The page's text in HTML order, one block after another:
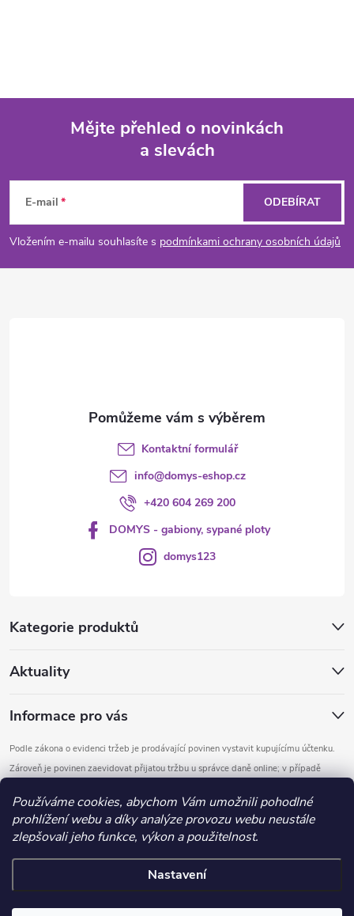
Používáme cookies, abychom Vám umožnili pohodlné
prohlížení webu a díky analýze provozu webu neustále
zlepšovali jeho funkce, výkon a použitelnost.
Nastavení
p
a
Mějte přehled o novinkách
a slevách
E-mail
Vložením e-mailu souhlasíte s podmínkami ochrany osobních údajů
ODEBÍRAT
Kategorie produktů
Aktuality
Informace pro vás
Podle zákona o evidenci tržeb je prodávající povinen vystavit kupujícímu účtenku.
Zároveň je povinen zaevidovat přijatou tržbu u správce daně online; v případě
Kontaktní formulář
info@domys-eshop.cz
+420 604 269 200
DOMYS - gabiony, sypané ploty
domys123
Vytvořil Shoptet
Copyright 2026DOMYS. Všechna práva vyhrazena.